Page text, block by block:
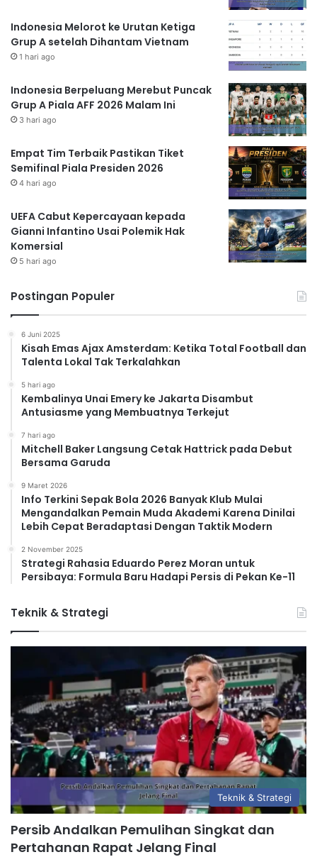
Indonesia Melorot ke Urutan Ketiga
Grup A setelah Dihantam Vietnam
1 hari ago
Indonesia Berpeluang Merebut Puncak
Grup A Piala AFF 2026 Malam Ini
3 hari ago
Empat Tim Terbaik Pastikan Tiket
Semifinal Piala Presiden 2026
4 hari ago
UEFA Cabut Kepercayaan kepada
Gianni Infantino Usai Polemik Hak
Komersial
5 hari ago
Postingan Populer
6 Juni 2025
Kisah Emas Ajax Amsterdam: Ketika Total Football dan
Talenta Lokal Tak Terkalahkan
5 hari ago
Kembalinya Unai Emery ke Jakarta Disambut
Antusiasme yang Membuatnya Terkejut
7 hari ago
Mitchell Baker Langsung Cetak Hattrick pada Debut
Bersama Garuda
9 Maret 2026
Info Terkini Sepak Bola 2026 Banyak Klub Mulai
Mengandalkan Pemain Muda Akademi Karena Dinilai
Lebih Cepat Beradaptasi Dengan Taktik Modern
2 November 2025
Strategi Rahasia Eduardo Perez Moran untuk
Persibaya: Formula Baru Hadapi Persis di Pekan Ke-11
Teknik & Strategi
Teknik & Strategi
Persib Andalkan Pemulihan Singkat dan
Pertahanan Rapat Jelang Final